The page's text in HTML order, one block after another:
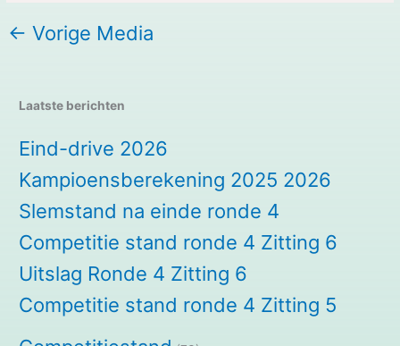
← Vorige Media
Laatste berichten
Eind-drive 2026
Kampioensberekening 2025 2026
Slemstand na einde ronde 4
Competitie stand ronde 4 Zitting 6
Uitslag Ronde 4 Zitting 6
Competitie stand ronde 4 Zitting 5